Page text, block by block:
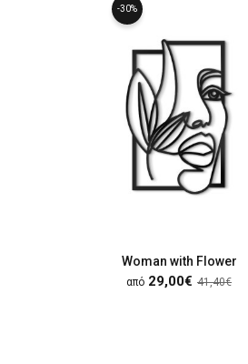
-30%
Woman with Flower
από 29,00€ 41,40€